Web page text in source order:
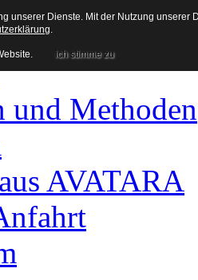
und Methoden
AVATARA
unserer Dienste. Mit der Nutzung
.
ich stimme zu